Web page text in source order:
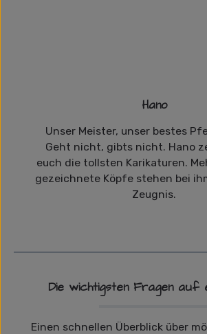
Hano
Unser Meister, unser bestes
Geht nicht, gibts nicht. Hano
euch die tollsten Karikaturen.
gezeichnete Köpfe stehen bei
Zeugnis.
Die wichtigsten Fragen auf
Einen schnellen Überblick über